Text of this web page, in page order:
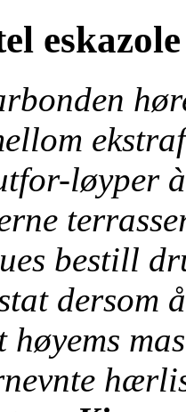
løyper
bestill
dersom
høyems